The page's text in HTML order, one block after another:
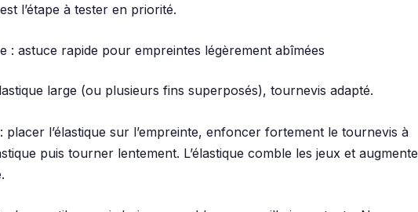
l’étape à tester en priorité.
: astuce rapide pour empreintes légèrement abîmées
large (ou plusieurs fins superposés), tournevis adapté.
placer l’élastique sur l’empreinte, enfoncer fortement le tournevis à
puis tourner lentement. L’élastique comble les jeux et augmente